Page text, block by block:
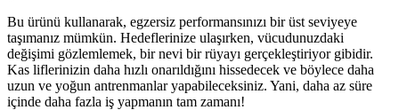
Bu ürünü kullanarak, egzersiz performansınızı bir üst seviyeye
taşımanız mümkün. Hedeflerinize ulaşırken, vücudunuzdaki
değişimi gözlemlemek, bir nevi bir rüyayı gerçekleştiriyor gibidir.
Kas liflerinizin daha hızlı onarıldığını hissedecek ve böylece daha
uzun ve yoğun antrenmanlar yapabileceksiniz. Yani, daha az süre
içinde daha fazla iş yapmanın tam zamanı!